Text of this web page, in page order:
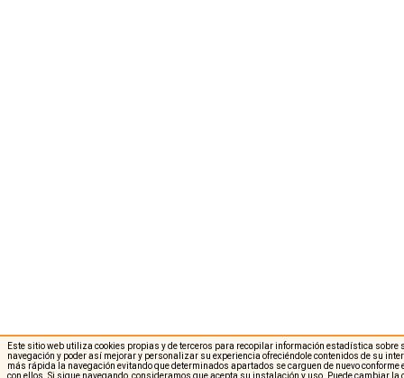
Este sitio web utiliza cookies propias y de terceros para recopilar información estadística sobre
navegación y poder así mejorar y personalizar su experiencia ofreciéndole contenidos de su
más rápida la navegación evitando que determinados apartados se carguen de nuevo
con ellos. Si sigue navegando, consideramos que acepta su instalación y uso. Puede cambiar la